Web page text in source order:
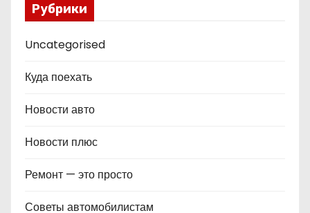
Рубрики
Uncategorised
Куда поехать
Новости авто
Новости плюс
Ремонт — это просто
Советы автомобилистам